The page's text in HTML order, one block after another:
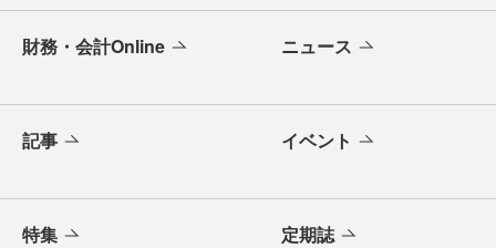
財務・会計Online ニュース
記事 イベント
特集 定期誌